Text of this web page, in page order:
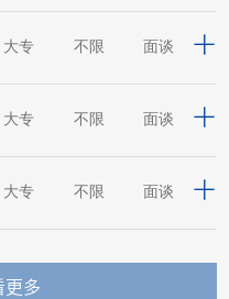
大专 不限 面谈
大专 不限 面谈
大专 不限 面谈
更多